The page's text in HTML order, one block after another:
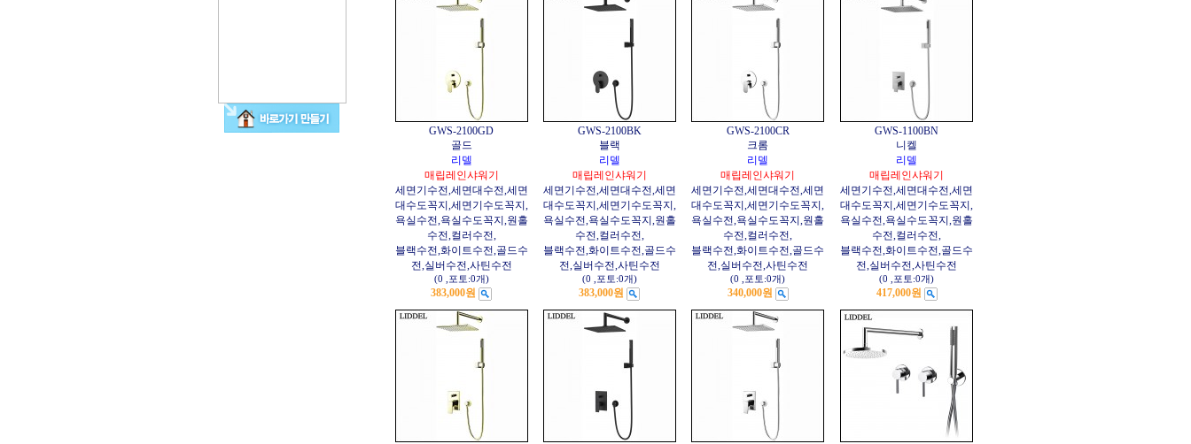
GWS-2100GD
골드
리델
매립레인샤워기
세면기수전,세면대수전,세면
대수도꼭지,세면기수도꼭지,
욕실수전,욕실수도꼭지,원홀
수전,컬러수전,
블랙수전,화이트수전,골드수
전,실버수전,사틴수전
(0 포토:0개)
383,000원
GWS-2100BK
블랙
리델
매립레인샤워기
세면기수전,세면대수전,세면
대수도꼭지,세면기수도꼭지,
욕실수전,욕실수도꼭지,원홀
수전,컬러수전,
블랙수전,화이트수전,골드수
전,실버수전,사틴수전
(0 포토:0개)
383,000원
GWS-2100CR
크롬
리델
매립레인샤워기
세면기수전,세면대수전,세면
대수도꼭지,세면기수도꼭지,
욕실수전,욕실수도꼭지,원홀
수전,컬러수전,
블랙수전,화이트수전,골드수
전,실버수전,사틴수전
(0 포토:0개)
340,000원
GWS-1100BN
니켈
리델
매립레인샤워기
세면기수전,세면대수전,세면
대수도꼭지,세면기수도꼭지,
욕실수전,욕실수도꼭지,원홀
수전,컬러수전,
블랙수전,화이트수전,골드수
전,실버수전,사틴수전
(0 포토:0개)
417,000원